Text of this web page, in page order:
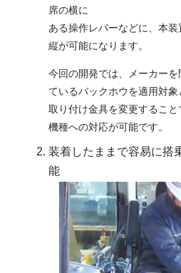
席の横に
ある操作レバーなどに、本
縦が可能になります。
今回の開発では、メーカー
ているバックホウを適用対
取り付け金具を変更するこ
機種への対応が可能です。
装着したままで容易に搭
能